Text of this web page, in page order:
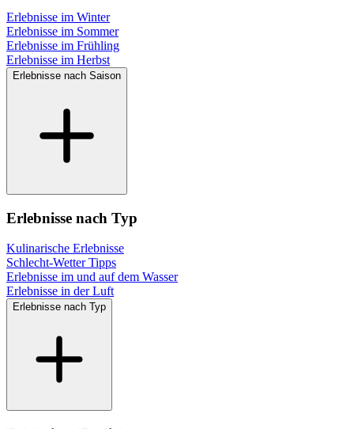
Erlebnisse im Winter
Erlebnisse im Sommer
Erlebnisse im Frühling
Erlebnisse im Herbst
Erlebnisse nach Saison
Erlebnisse nach Typ
Kulinarische Erlebnisse
Schlecht-Wetter Tipps
Erlebnisse im und auf dem Wasser
Erlebnisse in der Luft
Erlebnisse nach Typ